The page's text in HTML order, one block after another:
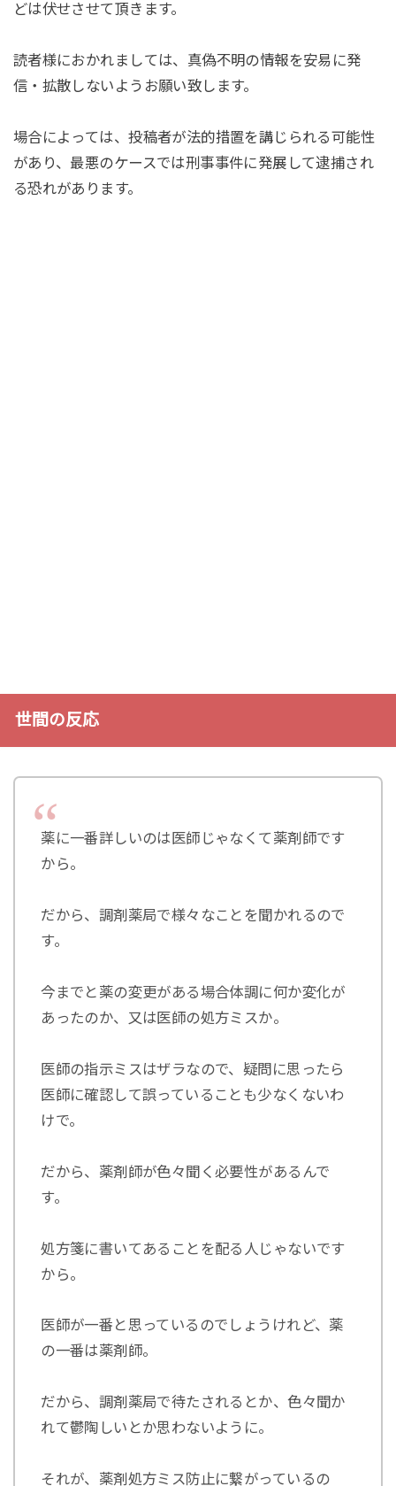
どは伏せさせて頂きます。
読者様におかれましては、真偽不明の情報を安易に発
信・拡散しないようお願い致します。
場合によっては、投稿者が法的措置を講じられる可能性
があり、最悪のケースでは刑事事件に発展して逮捕され
る恐れがあります。
世間の反応
薬に一番詳しいのは医師じゃなくて薬剤師です
から。
だから、調剤薬局で様々なことを聞かれるので
す。
今までと薬の変更がある場合体調に何か変化が
あったのか、又は医師の処方ミスか。
医師の指示ミスはザラなので、疑問に思ったら
医師に確認して誤っていることも少なくないわ
けで。
だから、薬剤師が色々聞く必要性があるんで
す。
処方箋に書いてあることを配る人じゃないです
から。
医師が一番と思っているのでしょうけれど、薬
の一番は薬剤師。
だから、調剤薬局で待たされるとか、色々聞か
れて鬱陶しいとか思わないように。
それが、薬剤処方ミス防止に繋がっているの